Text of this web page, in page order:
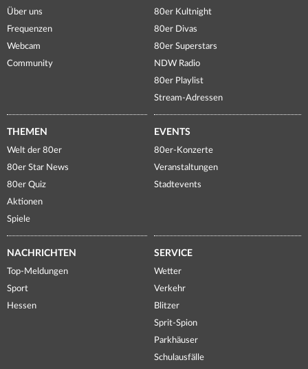
Über uns
Frequenzen
Webcam
Community
80er Kultnight
80er Divas
80er Superstars
NDW Radio
80er Playlist
Stream-Adressen
THEMEN
Welt der 80er
80er Star News
80er Quiz
Aktionen
Spiele
EVENTS
80er-Konzerte
Veranstaltungen
Stadtevents
NACHRICHTEN
Top-Meldungen
Sport
Hessen
SERVICE
Wetter
Verkehr
Blitzer
Sprit-Spion
Parkhäuser
Schulausfälle